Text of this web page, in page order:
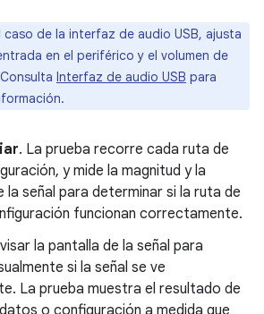
caso de la interfaz de audio USB, ajusta
en el periférico y el volumen de
Interfaz de audio USB para
. La prueba recorre cada ruta de
y mide la magnitud y la
la señal para determinar si la ruta de
funcionan correctamente.
la pantalla de la señal para
si la señal se ve
La prueba muestra el resultado de
o configuración a medida que